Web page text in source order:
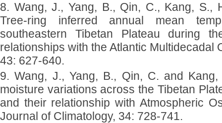
8. Wang, J., Yang, B., Qin, C., Kang, S.,
Tree-ring inferred annual mean
southeastern Tibetan Plateau during
relationships with the Atlantic Multidecadal
43: 627-640.
9. Wang, J., Yang, B., Qin, C. and
moisture variations across the Tibetan
and their relationship with Atmospheric
Journal of Climatology, 34: 728-741.